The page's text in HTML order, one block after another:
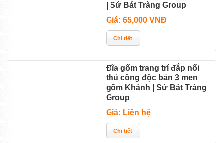
| Sứ Bát Tràng Group
Giá: 65,000 VNĐ
Đĩa gốm trang trí đắp nổi
thủ công độc bản 3 men
gốm Khánh | Sứ Bát Tràng
Group
Giá: Liên hệ